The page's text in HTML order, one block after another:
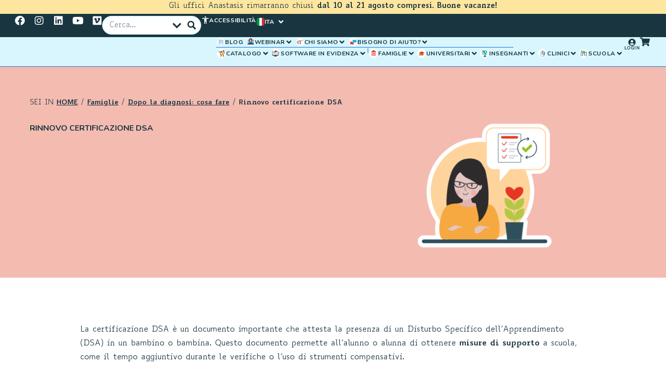
Gli uffici Anastasis rimarranno chiusi dal 10 al 21 agosto compresi. Buone vacanze!
ACCESSIBILITÀ ITA
BLOG WEBINAR CHI SIAMO
BISOGNO DI AIUTO?
CATALOGO
SOFTWARE IN EVIDENZA FAMIGLIE UNIVERSITARI INSEGNANTI CLINICI SCUOLA
LOGIN
SEI IN HOME / Famiglie / Dopo la diagnosi: cosa fare / Rinnovo certificazione DSA
RINNOVO CERTIFICAZIONE DSA
La certificazione DSA è un documento importante che attesta la presenza di un Disturbo Specifico dell’Apprendimento
(DSA) in un bambino o bambina. Questo documento permette all’alunno o alunna di ottenere misure di supporto a scuola,
come il tempo aggiuntivo durante le verifiche o l’uso di strumenti compensativi.